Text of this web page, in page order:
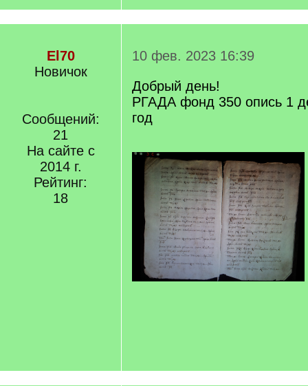
El70
Новичок
Сообщений:
21
На сайте с
2014 г.
Рейтинг:
18
10 фев. 2023 16:39
Добрый день!
РГАДА фонд 350 опись 1
год